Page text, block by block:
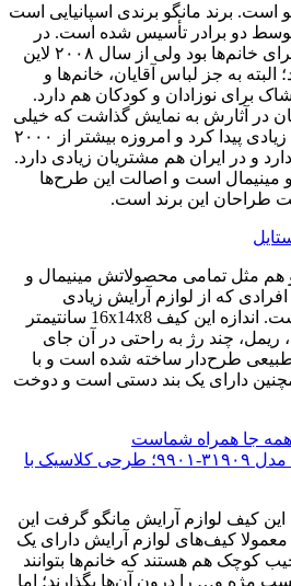
است. برند مانگو برندی اسپانیایی است
توسط دو برادر تأسیس شده است. در
ابتدا تولیدات این برند فقط برای خانم‌ها بود ولی از سال ۲۰۰۸ لاین
البته به جز لباس آقایان، خانم‌ها و
برای نوزادان و کودکان هم دارد.
در آثارش به نمایش گذاشت که خیلی
زود، در تمام دنیا طرفداران زیادی پیدا کرد و امروزه بیشتر از ۲۰۰۰
و در ایران هم مشتریان زیادی دارد.
مینیمال است و اصالت این طرح‌ها
طراحان این برند است.
هم مثل تمامی محصولاتش مینیمال و
که از لوازم آرایش زیادی
استفاده نمی‌کنند مناسب است. اندازه این کیف 16x14x8 سانتیمتر
چند رژ به راحتی در آن جای
طرح‌دار ساخته شده است و با
دارای یک بند دستی است و دوخت
جا همراه شماست
پیراهن زنانه‌ی بل فی مدل ۳۱۹۰۹-۹۹۰۱؛ طرحی کلاسیک با
این کیف لوازم آرایش مانگو گرفت این
کیف‌های لوازم آرایش دارای یک
کوچک هم هستند که خانم‌ها بتوانند
مژه و… را درون آن‌ها بگذارند؛ اما